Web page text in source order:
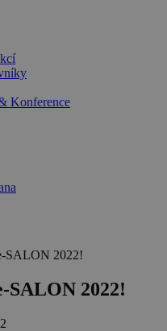
Konference
SALON 2022!
SALON 2022!